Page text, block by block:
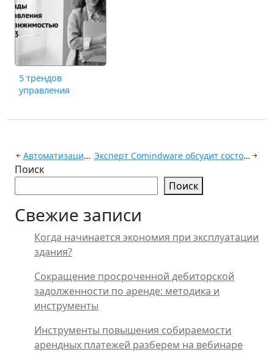
5 трендов
управления
Автоматизация управляющей компании Эксперт Comindware обсудит состояние и перспективы развития отрасли недвижимости
Поиск
Поиск
Свежие записи
Когда начинается экономия при эксплуатации
здания?
Сокращение просроченной дебиторской
задолженности по аренде: методика и
инструменты
Инструменты повышения собираемости
арендных платежей разберем на вебинаре